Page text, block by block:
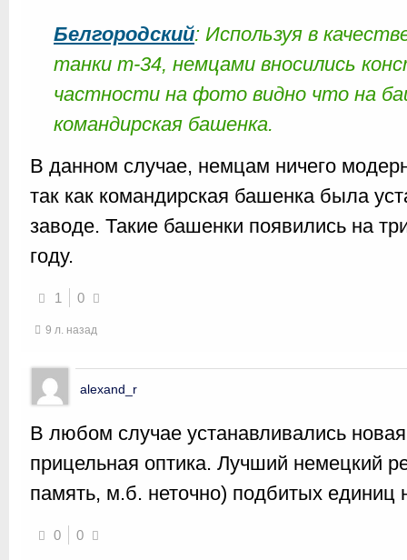
Белгородский: Используя в
танки т-34, немцами вносились
частности на фото видно что на
командирская башенка.
В данном случае, немцам ничего
так как командирская башенка была
заводе. Такие башенки появились на
году.
1 0
9 л. назад
alexand_r
В любом случае устанавливались
прицельная оптика. Лучший немецкий
память, м.б. неточно) подбитых единиц
0 0